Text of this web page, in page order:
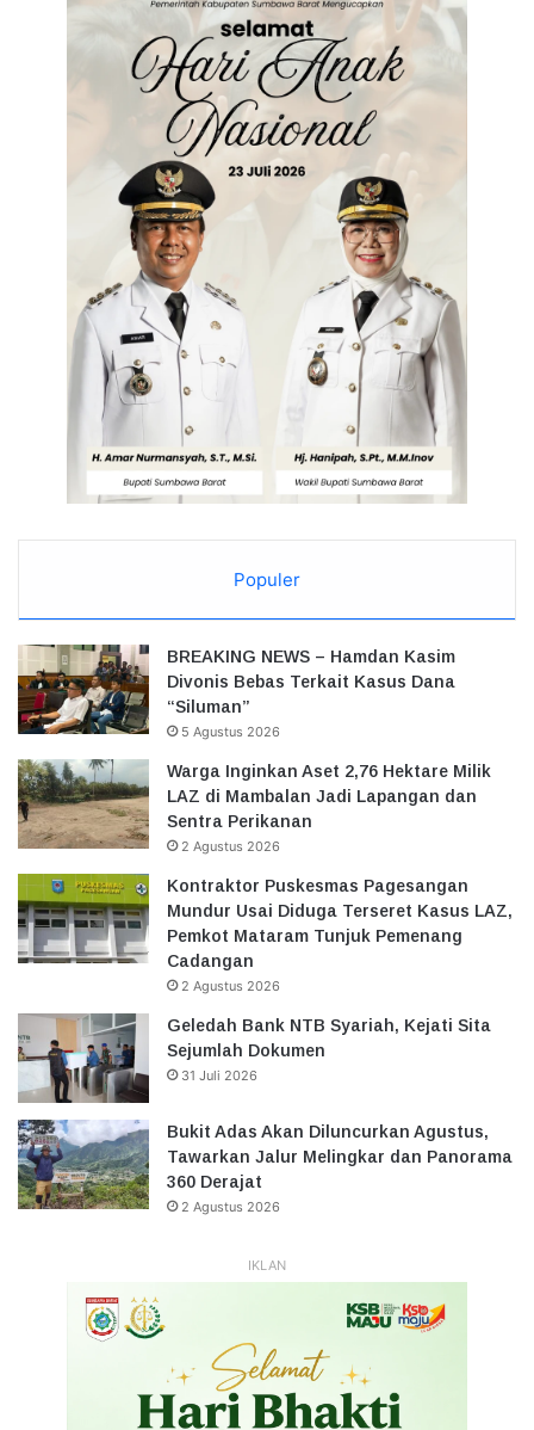
Populer
BREAKING NEWS – Hamdan Kasim
Divonis Bebas Terkait Kasus Dana
“Siluman”
5 Agustus 2026
Warga Inginkan Aset 2,76 Hektare Milik
LAZ di Mambalan Jadi Lapangan dan
Sentra Perikanan
2 Agustus 2026
Kontraktor Puskesmas Pagesangan
Mundur Usai Diduga Terseret Kasus LAZ,
Pemkot Mataram Tunjuk Pemenang
Cadangan
2 Agustus 2026
Geledah Bank NTB Syariah, Kejati Sita
Sejumlah Dokumen
31 Juli 2026
Bukit Adas Akan Diluncurkan Agustus,
Tawarkan Jalur Melingkar dan Panorama
360 Derajat
2 Agustus 2026
IKLAN